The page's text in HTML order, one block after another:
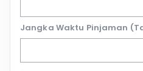
Jangka Waktu Pinjaman